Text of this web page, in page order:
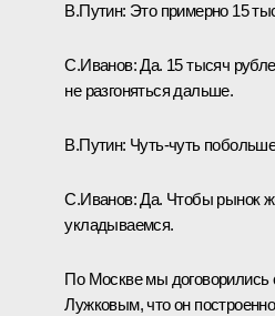
В.Путин: Это примерно 15
С.Иванов: Да. 15 тысяч
не разгоняться дальше.
В.Путин: Чуть-чуть
С.Иванов: Да. Чтобы рынок
укладываемся.
По Москве мы
Лужковым, что он